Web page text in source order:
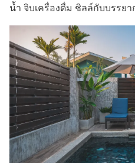
น้ำ จิบเครื่องดื่ม ชิลล์กับบรรย